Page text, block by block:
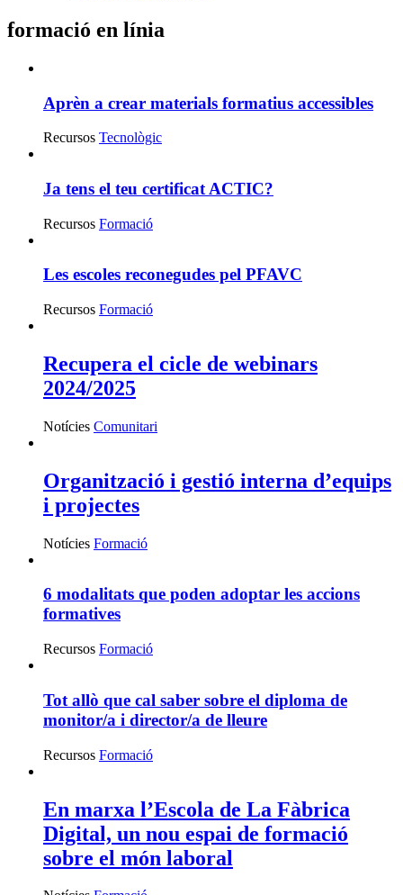
formació en línia
Aprèn a crear materials formatius accessibles
Recursos Tecnològic
Ja tens el teu certificat ACTIC?
Recursos Formació
Les escoles reconegudes pel PFAVC
Recursos Formació
Recupera el cicle de webinars
2024/2025
Notícies Comunitari
Organització i gestió interna d’equips
i projectes
Notícies Formació
6 modalitats que poden adoptar les accions
formatives
Recursos Formació
Tot allò que cal saber sobre el diploma de
monitor/a i director/a de lleure
Recursos Formació
En marxa l’Escola de La Fàbrica
Digital, un nou espai de formació
sobre el món laboral